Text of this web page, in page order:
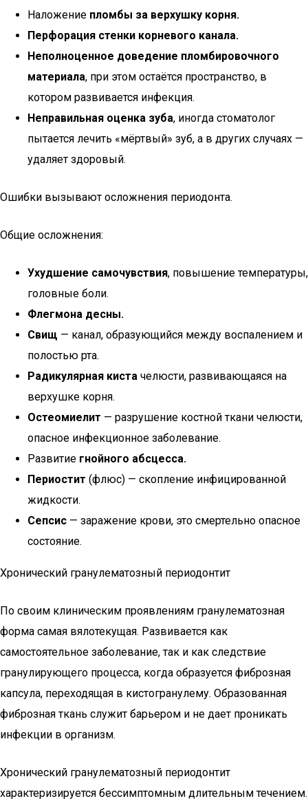
Наложение пломбы за верхушку корня.
Перфорация стенки корневого канала.
Неполноценное доведение пломбировочного
материала, при этом остаётся пространство, в
котором развивается инфекция.
Неправильная оценка зуба, иногда стоматолог
пытается лечить «мёртвый» зуб, а в других случаях —
удаляет здоровый.
Ошибки вызывают осложнения периодонта.
Общие осложнения:
Ухудшение самочувствия, повышение температуры,
головные боли.
Флегмона десны.
Свищ — канал, образующийся между воспалением и
полостью рта.
Радикулярная киста челюсти, развивающаяся на
верхушке корня.
Остеомиелит — разрушение костной ткани челюсти,
опасное инфекционное заболевание.
Развитие гнойного абсцесса.
Периостит (флюс) — скопление инфицированной
жидкости.
Сепсис — заражение крови, это смертельно опасное
состояние.
Хронический гранулематозный периодонтит
По своим клиническим проявлениям гранулематозная
форма самая вялотекущая. Развивается как
самостоятельное заболевание, так и как следствие
гранулирующего процесса, когда образуется фиброзная
капсула, переходящая в кистогранулему. Образованная
фиброзная ткань служит барьером и не дает проникать
инфекции в организм.
Хронический гранулематозный периодонтит
характеризируется бессимптомным длительным течением.